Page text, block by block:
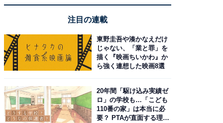
注目の連載
東野圭吾や湊かなえだけ
じゃない、「業と罪」を
描く『映画ちいかわ』か
ら強く連想した映画8選
20年間「駆け込み実績ゼ
ロ」の学校も…「こども
110番の家」は本当に必
要？ PTAが直面する理想